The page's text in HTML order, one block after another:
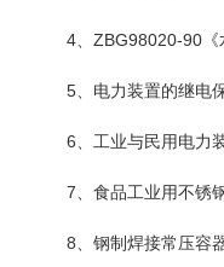
4、ZBG98020-90《
5、电力装置的继电
6、工业与民用电力
7、食品工业用不锈
8、钢制焊接常压容